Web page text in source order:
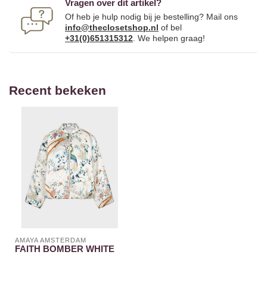
Vragen over dit artikel?
Of heb je hulp nodig bij je bestelling? Mail ons
info@theclosetshop.nl of bel
+31(0)651315312 . We helpen graag!
Recent bekeken
AMAYA AMSTERDAM
FAITH BOMBER WHITE